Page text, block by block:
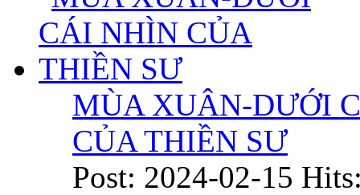
MÙA XUÂN-DƯỚI
CỦA THIỀN SƯ
Post: 2024-02-15